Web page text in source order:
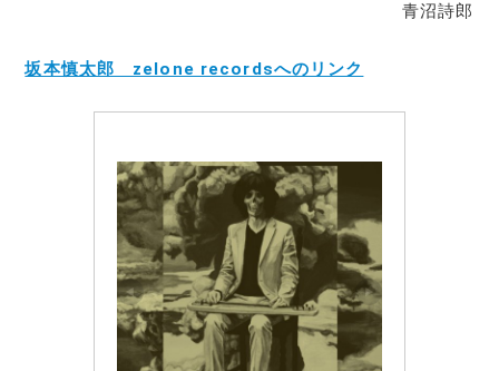
青沼詩郎
坂本慎太郎 zelone recordsへのリンク